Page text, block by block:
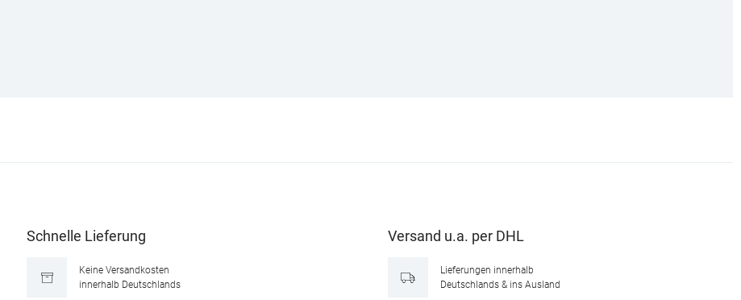
Schnelle Lieferung
Keine Versandkosten
innerhalb Deutschlands
Versand u.a. per DHL
Lieferungen innerhalb
Deutschlands & ins Ausland